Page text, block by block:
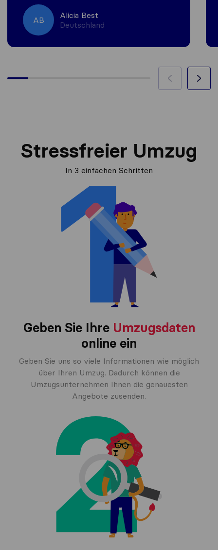
AB
Alicia Best
Deutschland
Stressfreier Umzug
In 3 einfachen Schritten
Geben Sie Ihre Umzugsdaten
online ein
Geben Sie uns so viele Informationen wie möglich
über Ihren Umzug. Dadurch können die
Umzugsunternehmen Ihnen die genauesten
Angebote zusenden.